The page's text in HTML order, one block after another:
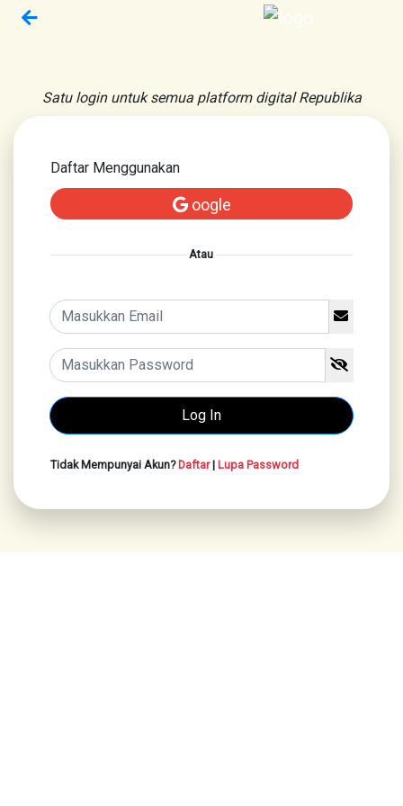
Satu login untuk semua platform digital Republika
Daftar Menggunakan
oogle
Atau
Tidak Mempunyai Akun?Daftar| Lupa Password